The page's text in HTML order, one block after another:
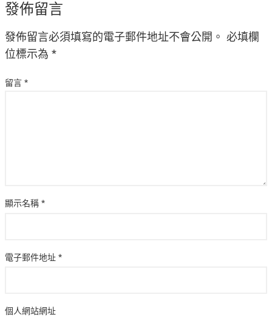
發佈留言
發佈留言必須填寫的電子郵件地址不會公開。 必填欄
位標示為 *
留言 *
顯示名稱 *
電子郵件地址 *
個人網站網址